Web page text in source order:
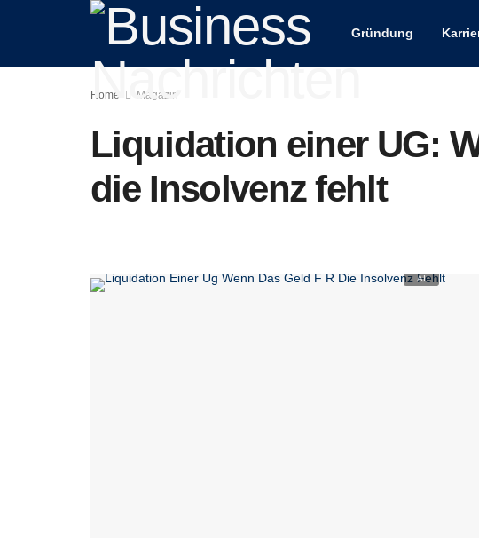
Gründung
Home Magazin
Liquidation einer UG:
die Insolvenz fehlt